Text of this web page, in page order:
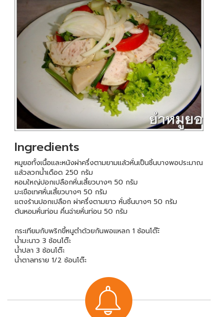
Ingredients
หมูยอทั้งเนื้อและหนังผ่าครึ่งตามยามแล้วหั่นเป็นชิ้นบางพอประมาณ
แล้วลวกน้ำเดือด 250 กรัม
หอมใหญ่ปอกเปลือกหั่นเสี้ยวบางๆ 50 กรัม
มะเขือเทศหั่นเสี้ยวบางๆ 50 กรัม
แตงร้านปอกเปลือก ผ่าครึ่งตามยาว หั่นชิ้นบางๆ 50 กรัม
ต้นหอมหั่นท่อน คึ่นฉ่ายหั่นท่อน 50 กรัม
กระเทียมกับพริกขี้หนูตำด้วยกันพอแหลก 1 ช้อนโต๊ะั
น้ำมะนาว 3 ช้อนโต๊ะ
น้ำปลา 3 ช้อนโต๊ะ
น้ำตาลทราย 1/2 ช้อนโต๊ะ